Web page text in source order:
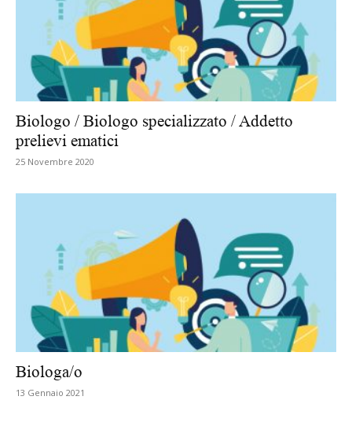
Biologo / Biologo specializzato / Addetto
prelievi ematici
25 Novembre 2020
Biologa/o
13 Gennaio 2021